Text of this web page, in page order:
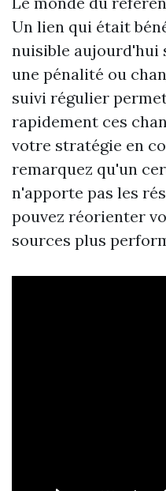
Un lien qui était
nuisible aujourd'hui
une pénalité ou
suivi régulier
rapidement ces
votre stratégie en
remarquez qu'un
n'apporte pas les
pouvez réorienter
sources plus